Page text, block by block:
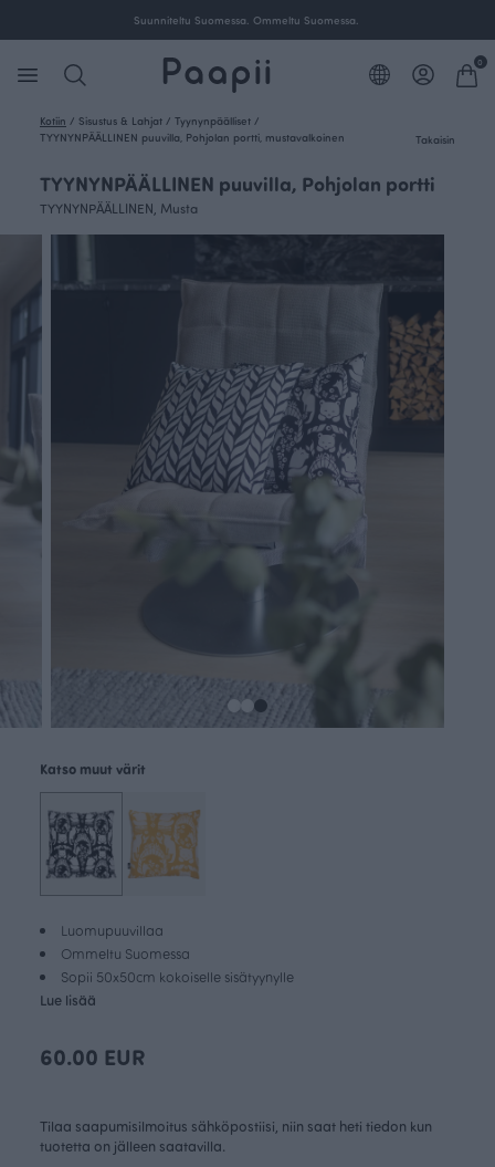
Suunniteltu Suomessa. Ommeltu Suomessa.
0
Kotiin / Sisustus & Lahjat / Tyynynpäälliset /
TYYNYNPÄÄLLINEN puuvilla, Pohjolan portti, mustavalkoinen
Takaisin
TYYNYNPÄÄLLINEN puuvilla, Pohjolan portti
TYYNYNPÄÄLLINEN, Musta
Luomupuuvillaa
Ommeltu Suomessa
Sopii 50x50cm kokoiselle sisätyynylle
Lue lisää
Katso muut värit
60.00 EUR
Tilaa saapumisilmoitus sähköpostiisi, niin saat heti tiedon kun
tuotetta on jälleen saatavilla.